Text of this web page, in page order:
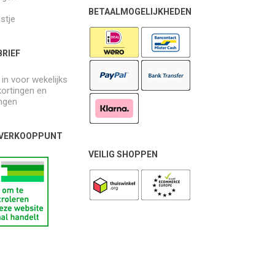
voor wekelijks
en
BETAALMOGELIJKHEDEN
VEILIG SHOPPEN